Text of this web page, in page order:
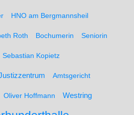
HNO am Bergmannsheil
Roth Bochumerin Seniorin
Sebastian Kopietz
Amtsgericht
Oliver Hoffmann Westring